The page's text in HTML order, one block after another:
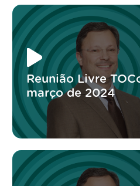
Reunião Livre
março de 2024